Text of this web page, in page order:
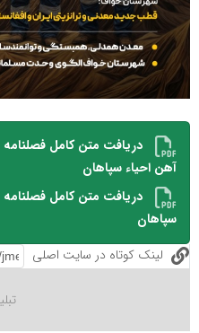
آهن احیاء سپاهان
سپاهان
لینک کوتاه در سایت اصلی